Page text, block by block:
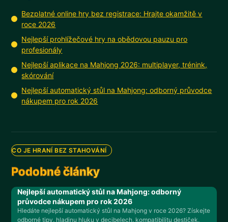
Bezplatné online hry bez registrace: Hrajte okamžitě v
roce 2026
Nejlepší prohlížečové hry na obědovou pauzu pro
profesionály
Nejlepší aplikace na Mahjong 2026: multiplayer, trénink,
skórování
Nejlepší automatický stůl na Mahjong: odborný průvodce
nákupem pro rok 2026
CO JE HRANÍ BEZ STAHOVÁNÍ
Podobné články
Nejlepší automatický stůl na Mahjong: odborný
průvodce nákupem pro rok 2026
Hledáte nejlepší automatický stůl na Mahjong v roce 2026? Získejte
odborné tipy, hladinu hluku v decibelech, kompatibilitu destiček,